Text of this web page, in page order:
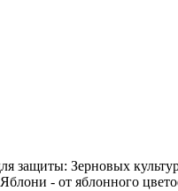
защиты: Зерновых
- от яблонного